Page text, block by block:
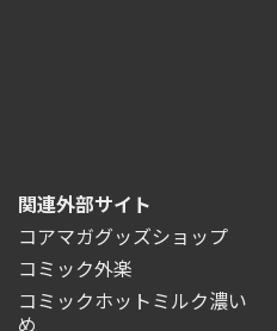
関連外部サイト
コアマガグッズショップ
コミック外楽
コミックホットミルク濃い
め